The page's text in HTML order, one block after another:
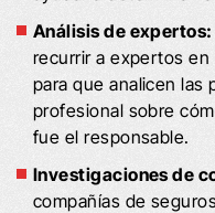
Análisis de expertos:
recurrir a expertos
para que analicen las
profesional sobre
fue el responsable.
Investigaciones de
compañías de